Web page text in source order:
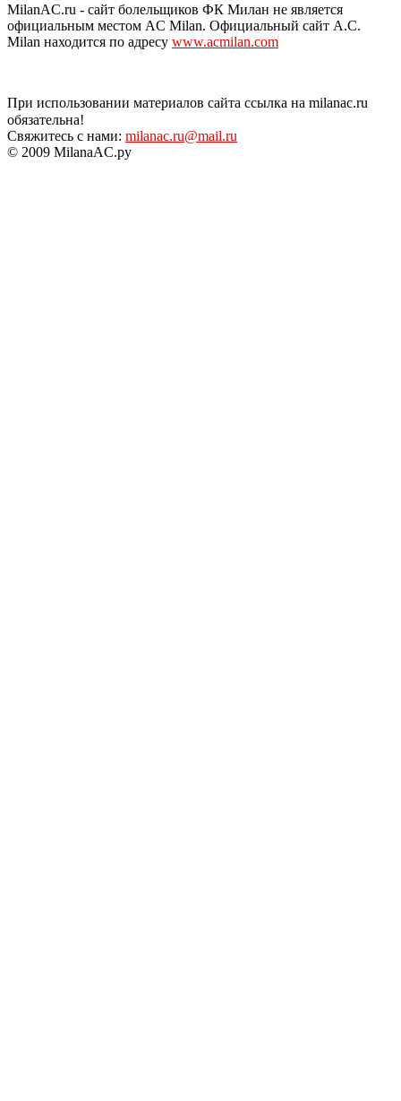
MilanAC.ru - сайт болельщиков ФК Милан не является
официальным местом AC Milan. Официальный сайт A.C.
Milan находится по адресу www.acmilan.com
При использовании материалов сайта ссылка на milanac.ru
обязательна!
Свяжитесь с нами: milanac.ru@mail.ru
© 2009 MilanaAC.ру